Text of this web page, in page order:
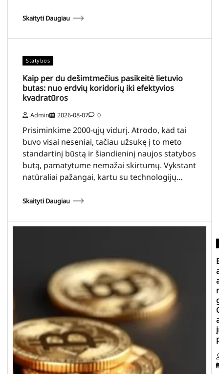
Skaityti Daugiau
Statybos
Kaip per du dešimtmečius pasikeitė lietuvio
butas: nuo erdvių koridorių iki efektyvios
kvadratūros
Admin 2026-08-07 0
Prisiminkime 2000-ųjų vidurį. Atrodo, kad tai
buvo visai neseniai, tačiau užsukę į to meto
standartinį būstą ir šiandieninį naujos statybos
butą, pamatytume nemažai skirtumų. Vykstant
natūraliai pažangai, kartu su technologijų…
Skaityti Daugiau